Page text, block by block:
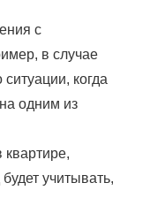
с
в случае
когда
одним из
квартире,
учитывать,